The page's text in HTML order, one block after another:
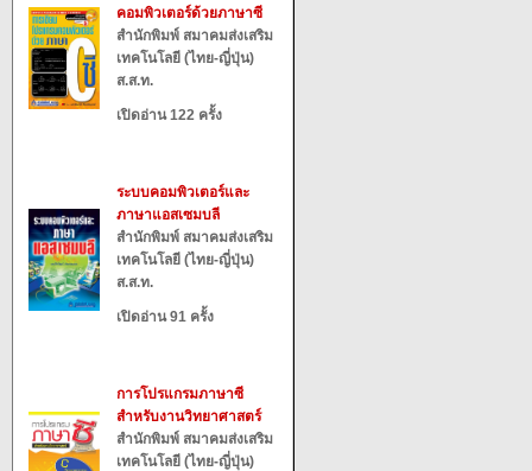
คอมพิวเตอร์ด้วยภาษาซี
สำนักพิมพ์ สมาคมส่งเสริม
เทคโนโลยี (ไทย-ญี่ปุ่น)
ส.ส.ท.
เปิดอ่าน 122 ครั้ง
ระบบคอมพิวเตอร์และ
ภาษาแอสเซมบลี
สำนักพิมพ์ สมาคมส่งเสริม
เทคโนโลยี (ไทย-ญี่ปุ่น)
ส.ส.ท.
เปิดอ่าน 91 ครั้ง
การโปรแกรมภาษาซี
สำหรับงานวิทยาศาสตร์
สำนักพิมพ์ สมาคมส่งเสริม
เทคโนโลยี (ไทย-ญี่ปุ่น)